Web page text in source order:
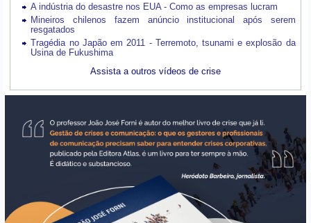
A indústria do desastre nos EUA - Como as empresas lucram
Mineiros chilenos fazem anúncio institucional após serem
resgatados
Tragédia no Japão em 2011 - Terremoto, tsunami e explosão da
Usina de Fukushima
Assista a outros vídeos de crise